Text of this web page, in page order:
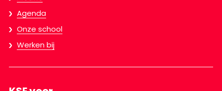
Agenda
Onze school
Werken bij